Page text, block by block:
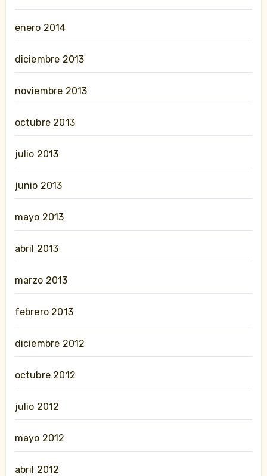
enero 2014
diciembre 2013
noviembre 2013
octubre 2013
julio 2013
junio 2013
mayo 2013
abril 2013
marzo 2013
febrero 2013
diciembre 2012
octubre 2012
julio 2012
mayo 2012
abril 2012